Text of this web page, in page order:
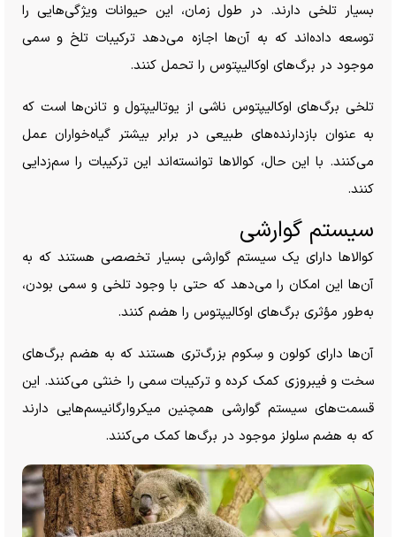
بسیار تلخی دارند. در طول زمان، این حیوانات ویژگی‌هایی را
توسعه داده‌اند که به آن‌ها اجازه می‌دهد ترکیبات تلخ و سمی
موجود در برگ‌های اوکالیپتوس را تحمل کنند.
تلخی برگ‌های اوکالیپتوس ناشی از یوتالیپتول و تانن‌ها است که
به عنوان بازدارنده‌های طبیعی در برابر بیشتر گیاه‌خواران عمل
می‌کنند. با این حال، کوالا‌ها توانسته‌اند این ترکیبات را سم‌زدایی
کنند.
سیستم گوارشی
کوالا‌ها دارای یک سیستم گوارشی بسیار تخصصی هستند که به
آن‌ها این امکان را می‌دهد که حتی با وجود تلخی و سمی بودن،
به‌طور مؤثری برگ‌های اوکالیپتوس را هضم کنند.
آن‌ها دارای کولون و سِکوم بزرگ‌تری هستند که به هضم برگ‌های
سخت و فیبروزی کمک کرده و ترکیبات سمی را خنثی می‌کنند. این
قسمت‌های سیستم گوارشی همچنین میکروارگانیسم‌هایی دارند
که به هضم سلولز موجود در برگ‌ها کمک می‌کنند.